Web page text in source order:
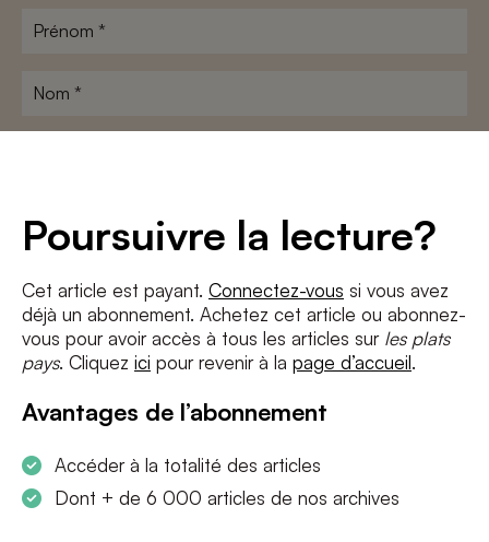
Poursuivre la lecture?
Cet article est payant. Connectez-vous si vous avez
déjà un abonnement. Achetez cet article ou abonnez-
vous pour avoir accès à tous les articles sur les plats
pays. Cliquez ici pour revenir à la page d’accueil.
Avantages de l’abonnement
Accéder à la totalité des articles
Dont + de 6 000 articles de nos archives
Prénom
Nom
J'accepte les termes et conditions etla politique de confidentialité
S'INSCRIRE